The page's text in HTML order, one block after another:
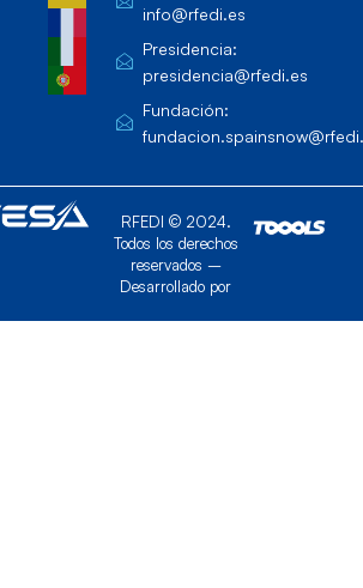
info@rfedi.es
Presidencia:
presidencia@rfedi.es
Fundación:
RFEDI © 2024.
Todos los derechos
reservados –
Desarrollado por